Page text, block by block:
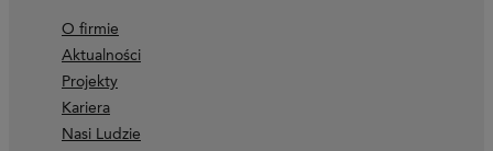
O firmie
Aktualności
Projekty
Kariera
Nasi Ludzie